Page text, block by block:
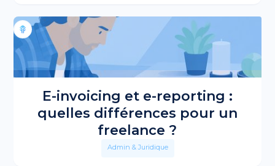
E-invoicing et e-reporting :
quelles différences pour un
freelance ?
Admin & Juridique